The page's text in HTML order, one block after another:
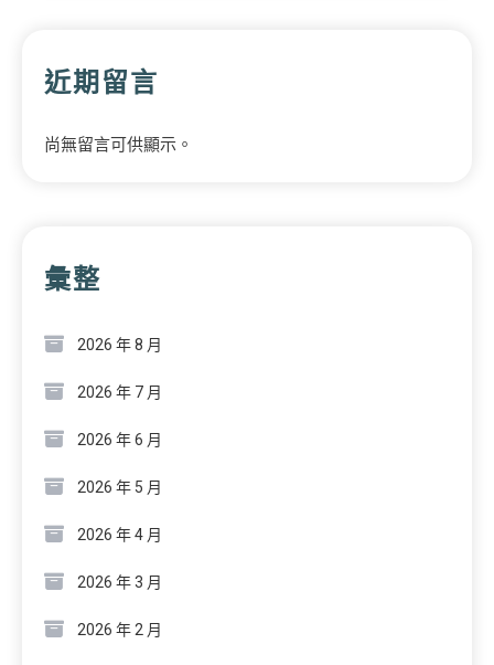
近期留言
尚無留言可供顯示。
彙整
2026 年 8 月
2026 年 7 月
2026 年 6 月
2026 年 5 月
2026 年 4 月
2026 年 3 月
2026 年 2 月